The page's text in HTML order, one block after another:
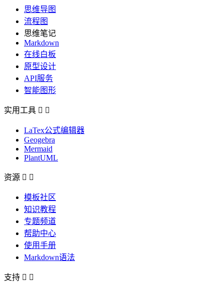
思维导图
流程图
思维笔记
Markdown
在线白板
原型设计
API服务
智能图形
实用工具  
LaTex公式编辑器
Geogebra
Mermaid
PlantUML
资源  
模板社区
知识教程
专题频道
帮助中心
使用手册
Markdown语法
支持  